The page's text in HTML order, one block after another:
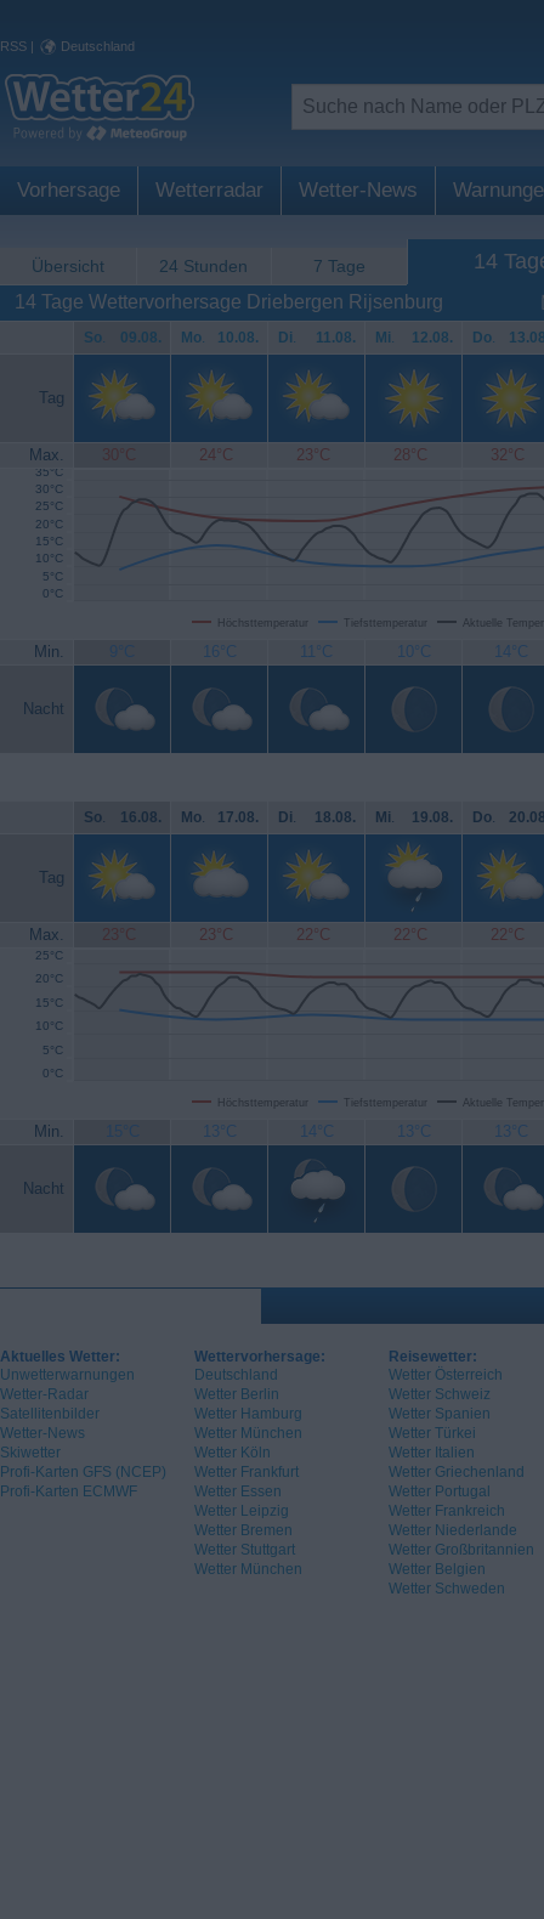
RSS | Deutschland
Vorhersage Wetterradar Wetter-News
Übersicht 24 Stunden 7 Tage 14
14 Tage Wettervorhersage Driebergen Rijsenburg
So. 09.08. Mo. 10.08. Di. 11.08. Mi. 12.08. Do.
Tag
Max. 30°C 24°C 23°C 28°C 32°C
Höchsttemperatur Tiefsttemperatur Aktuelle
0°C
5°C
10°C
15°C
20°C
25°C
30°C
35°C
Min. 9°C 16°C 11°C 10°C 14°C
Nacht
So. 16.08. Mo. 17.08. Di. 18.08. Mi. 19.08. Do.
Tag
Max. 23°C 23°C 22°C 22°C 22°C
Höchsttemperatur Tiefsttemperatur Aktuelle
0°C
5°C
10°C
15°C
20°C
25°C
Min. 15°C 13°C 14°C 13°C 13°C
Nacht
Aktuelles Wetter:
Unwetterwarnungen
Wetter-Radar
Satellitenbilder
Wetter-News
Skiwetter
Profi-Karten GFS (NCEP)
Profi-Karten ECMWF
Wettervorhersage:
Deutschland
Wetter Berlin
Wetter Hamburg
Wetter München
Wetter Köln
Wetter Frankfurt
Wetter Essen
Wetter Leipzig
Wetter Bremen
Wetter Stuttgart
Wetter München
Reisewetter:
Wetter Österreich
Wetter Schweiz
Wetter Spanien
Wetter Türkei
Wetter Italien
Wetter Griechenland
Wetter Portugal
Wetter Frankreich
Wetter Niederlande
Wetter Großbritannien
Wetter Belgien
Wetter Schweden